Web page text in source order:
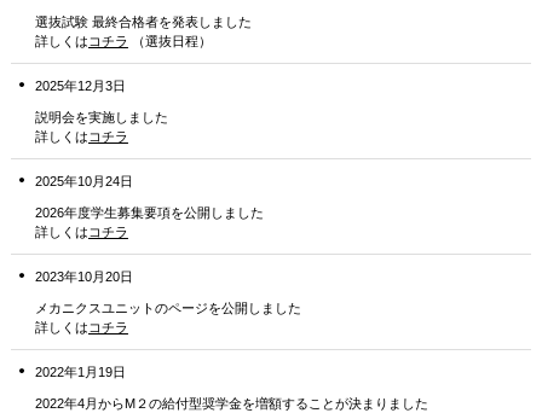
選抜試験 最終合格者を発表しました
詳しくはコチラ （選抜日程）
2025年12月3日
説明会を実施しました
詳しくはコチラ
2025年10月24日
2026年度学生募集要項を公開しました
詳しくはコチラ
2023年10月20日
メカニクスユニットのページを公開しました
詳しくはコチラ
2022年1月19日
2022年4月からM２の給付型奨学金を増額することが決まりました